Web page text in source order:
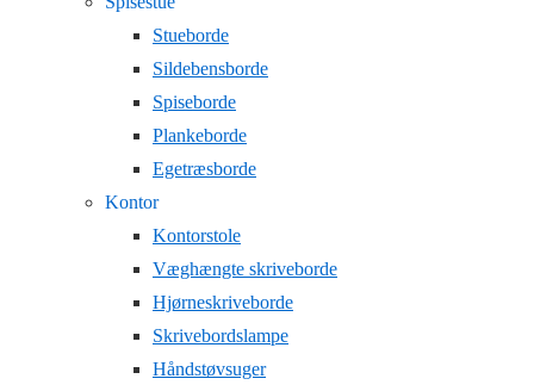
Stueborde
Sildebensborde
Spiseborde
Plankeborde
Egetræsborde
Kontor
Kontorstole
Væghængte skriveborde
Hjørneskriveborde
Skrivebordslampe
Håndstøvsuger